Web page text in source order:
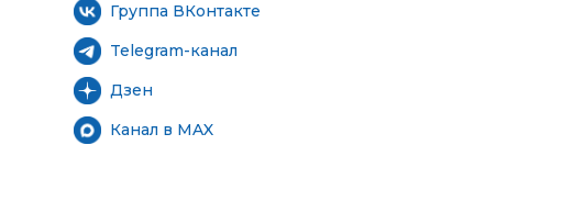
Группа ВКонтакте
Telegram-канал
Дзен
Канал в MAX